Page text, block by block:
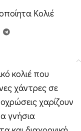
Κολιέ
κολιέ που
χάντρες σε
χαρίζουν
γνήσια